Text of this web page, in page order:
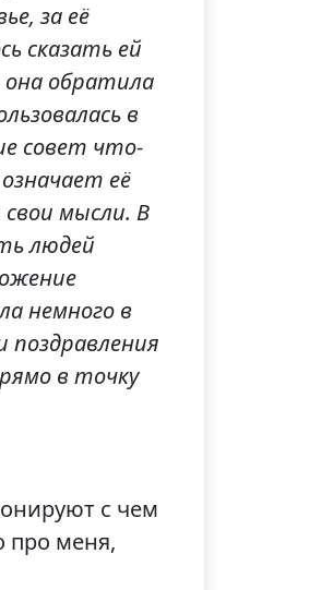
за её
сказать ей
обратила
в
совет что-
её
мысли. В
людей
немного в
в точку
с чем
про меня,